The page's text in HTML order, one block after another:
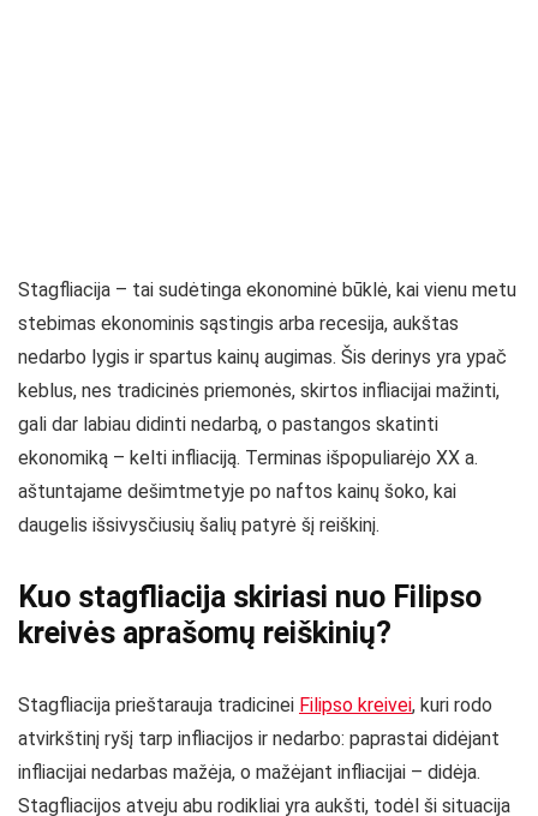
Stagfliacija – tai sudėtinga ekonominė būklė, kai vienu metu
stebimas ekonominis sąstingis arba recesija, aukštas
nedarbo lygis ir spartus kainų augimas. Šis derinys yra ypač
keblus, nes tradicinės priemonės, skirtos infliacijai mažinti,
gali dar labiau didinti nedarbą, o pastangos skatinti
ekonomiką – kelti infliaciją. Terminas išpopuliarėjo XX a.
aštuntajame dešimtmetyje po naftos kainų šoko, kai
daugelis išsivysčiusių šalių patyrė šį reiškinį.
Kuo stagfliacija skiriasi nuo Filipso
kreivės aprašomų reiškinių?
Stagfliacija prieštarauja tradicinei Filipso kreivei, kuri rodo
atvirkštinį ryšį tarp infliacijos ir nedarbo: paprastai didėjant
infliacijai nedarbas mažėja, o mažėjant infliacijai – didėja.
Stagfliacijos atveju abu rodikliai yra aukšti, todėl ši situacija